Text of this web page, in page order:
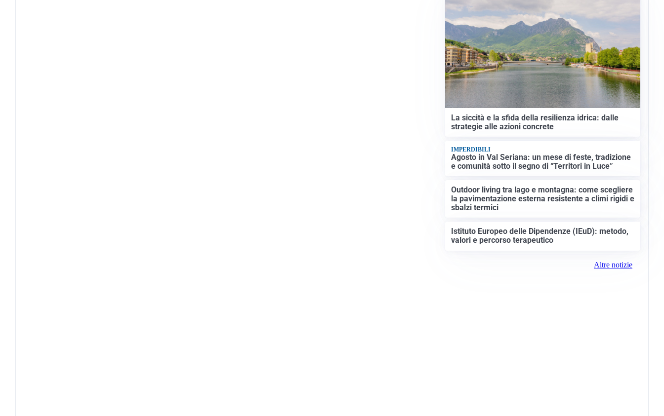
La siccità e la sfida della resilienza idrica: dalle
strategie alle azioni concrete
IMPERDIBILI
Agosto in Val Seriana: un mese di feste, tradizione
e comunità sotto il segno di “Territori in Luce”
Outdoor living tra lago e montagna: come scegliere
la pavimentazione esterna resistente a climi rigidi e
sbalzi termici
Istituto Europeo delle Dipendenze (IEuD): metodo,
valori e percorso terapeutico
Altre notizie